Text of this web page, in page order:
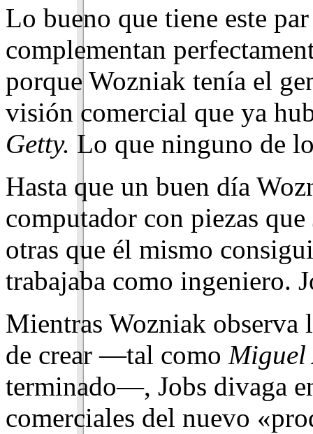
Lo bueno que tiene este
complementan
porque Wozniak tenía el
visión comercial que ya
Getty. Lo que nin­guno de
Hasta que un buen día
computador con piezas
otras que él mismo
trabajaba como ingeniero.
Mientras Wozniak observa
de crear —tal como Miguel
terminado—, Jobs divaga
comerciales del nuevo